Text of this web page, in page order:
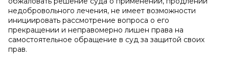
недобровольного лечения, не имеет возможности
инициировать рассмотрение вопроса о его
прекращении и неправомерно лишен права на
самостоятельное обращение в суд за защитой своих
прав.